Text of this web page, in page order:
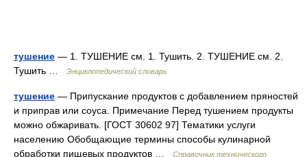
тушение — 1. ТУШЕНИЕ см. 1. Тушить. 2. ТУШЕНИЕ см. 2.
Тушить …
Энциклопедический словарь
тушение — Припускание продуктов с добавлением пряностей
и приправ или соуса. Примечание Перед тушением продукты
можно обжаривать. [ГОСТ 30602 97] Тематики услуги
населению Обобщающие термины способы кулинарной
обработки пищевых продуктов …
Справочник технического